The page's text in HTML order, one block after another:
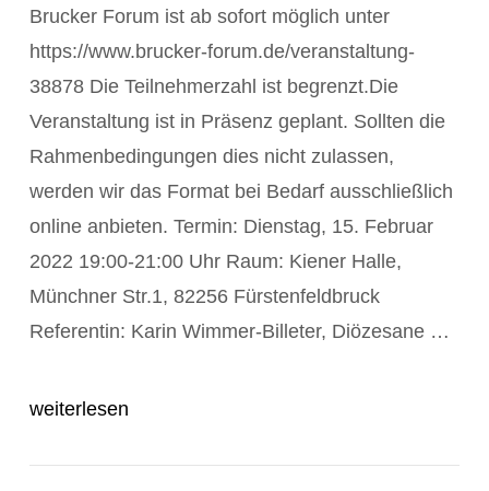
POST ANZEIGEN
Brucker Forum ist ab sofort möglich unter
https://www.brucker-forum.de/veranstaltung-
38878 Die Teilnehmerzahl ist begrenzt.Die
Veranstaltung ist in Präsenz geplant. Sollten die
Rahmenbedingungen dies nicht zulassen,
werden wir das Format bei Bedarf ausschließlich
online anbieten. Termin: Dienstag, 15. Februar
2022 19:00-21:00 Uhr Raum: Kiener Halle,
Münchner Str.1, 82256 Fürstenfeldbruck
Referentin: Karin Wimmer-Billeter, Diözesane …
weiterlesen